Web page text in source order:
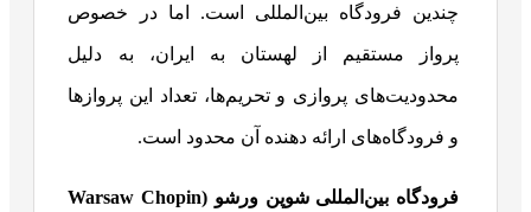
چندین فرودگاه بین‌المللی است. اما در خصوص
پرواز مستقیم از لهستان به ایران، به دلیل
محدودیت‌های پروازی و تحریم‌ها، تعداد این پروازها
و فرودگاه‌های ارائه دهنده آن محدود است.
فرودگاه بین‌المللی شوپن ورشو (
Warsaw Chopin